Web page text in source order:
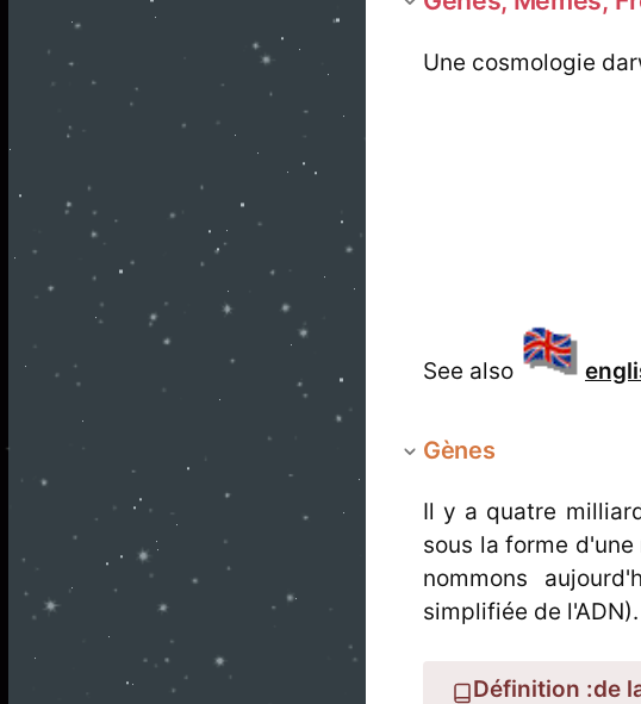
Une cosmologie
See also
Gènes
Il y a quatre
sous la forme
nommons
simplifiée de
Définition :de